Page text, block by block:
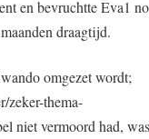
en bevruchtte Eva1
draagtijd.
omgezet wordt;
zeker-thema-
niet vermoord had,